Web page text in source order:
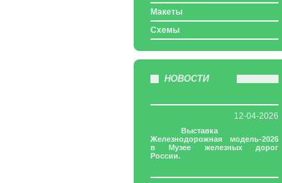
Макеты
Схемы
НОВОСТИ
12-04-2026
Выставка
Железнодорожная модель-2026
в Музее железных дорог
России.